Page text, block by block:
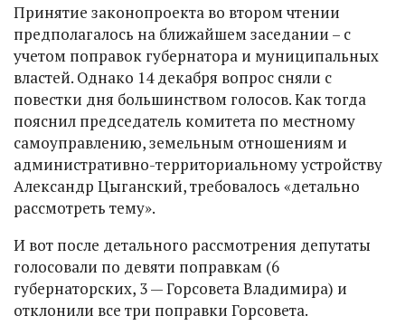
Принятие законопроекта во втором чтении
предполагалось на ближайшем заседании – с
учетом поправок губернатора и муниципальных
властей. Однако 14 декабря вопрос сняли с
повестки дня большинством голосов. Как тогда
пояснил председатель комитета по местному
самоуправлению, земельным отношениям и
административно-территориальному устройству
Александр Цыганский, требовалось «детально
рассмотреть тему».
И вот после детального рассмотрения депутаты
голосовали по девяти поправкам (6
губернаторских, 3 — Горсовета Владимира) и
отклонили все три поправки Горсовета.